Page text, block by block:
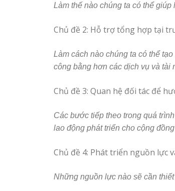
Làm thế nào chúng ta có thể
Chủ đề 2: Hỗ trợ tổng hợp tại
Làm cách nào chúng ta có thể
công bằng hơn các dịch vụ và tài
Chủ đề 3: Quan hệ đối tác để
Các bước tiếp theo trong quá
lao động phát triển cho cộng
Chủ đề 4: Phát triển nguồn lực
Những nguồn lực nào sẽ cần